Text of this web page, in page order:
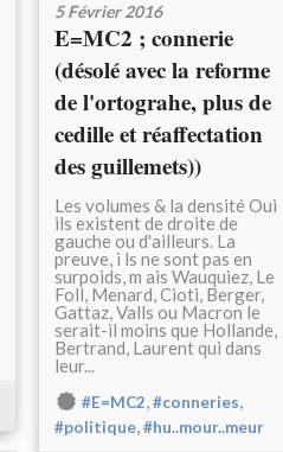
5 Février 2016
E=MC2 ; connerie
(désolé avec la reforme
de l'ortograhe, plus de
cedille et réaffectation
des guillemets))
Les volumes & la densité Oui
ils existent de droite de
gauche ou d'ailleurs. La
preuve, i ls ne sont pas en
surpoids, m ais Wauquiez, Le
Foll, Menard, Cioti, Berger,
Gattaz, Valls ou Macron le
serait-il moins que Hollande,
Bertrand, Laurent qui dans
leur...
#E=MC2,#conneries,
#politique,#hu..mour..meur